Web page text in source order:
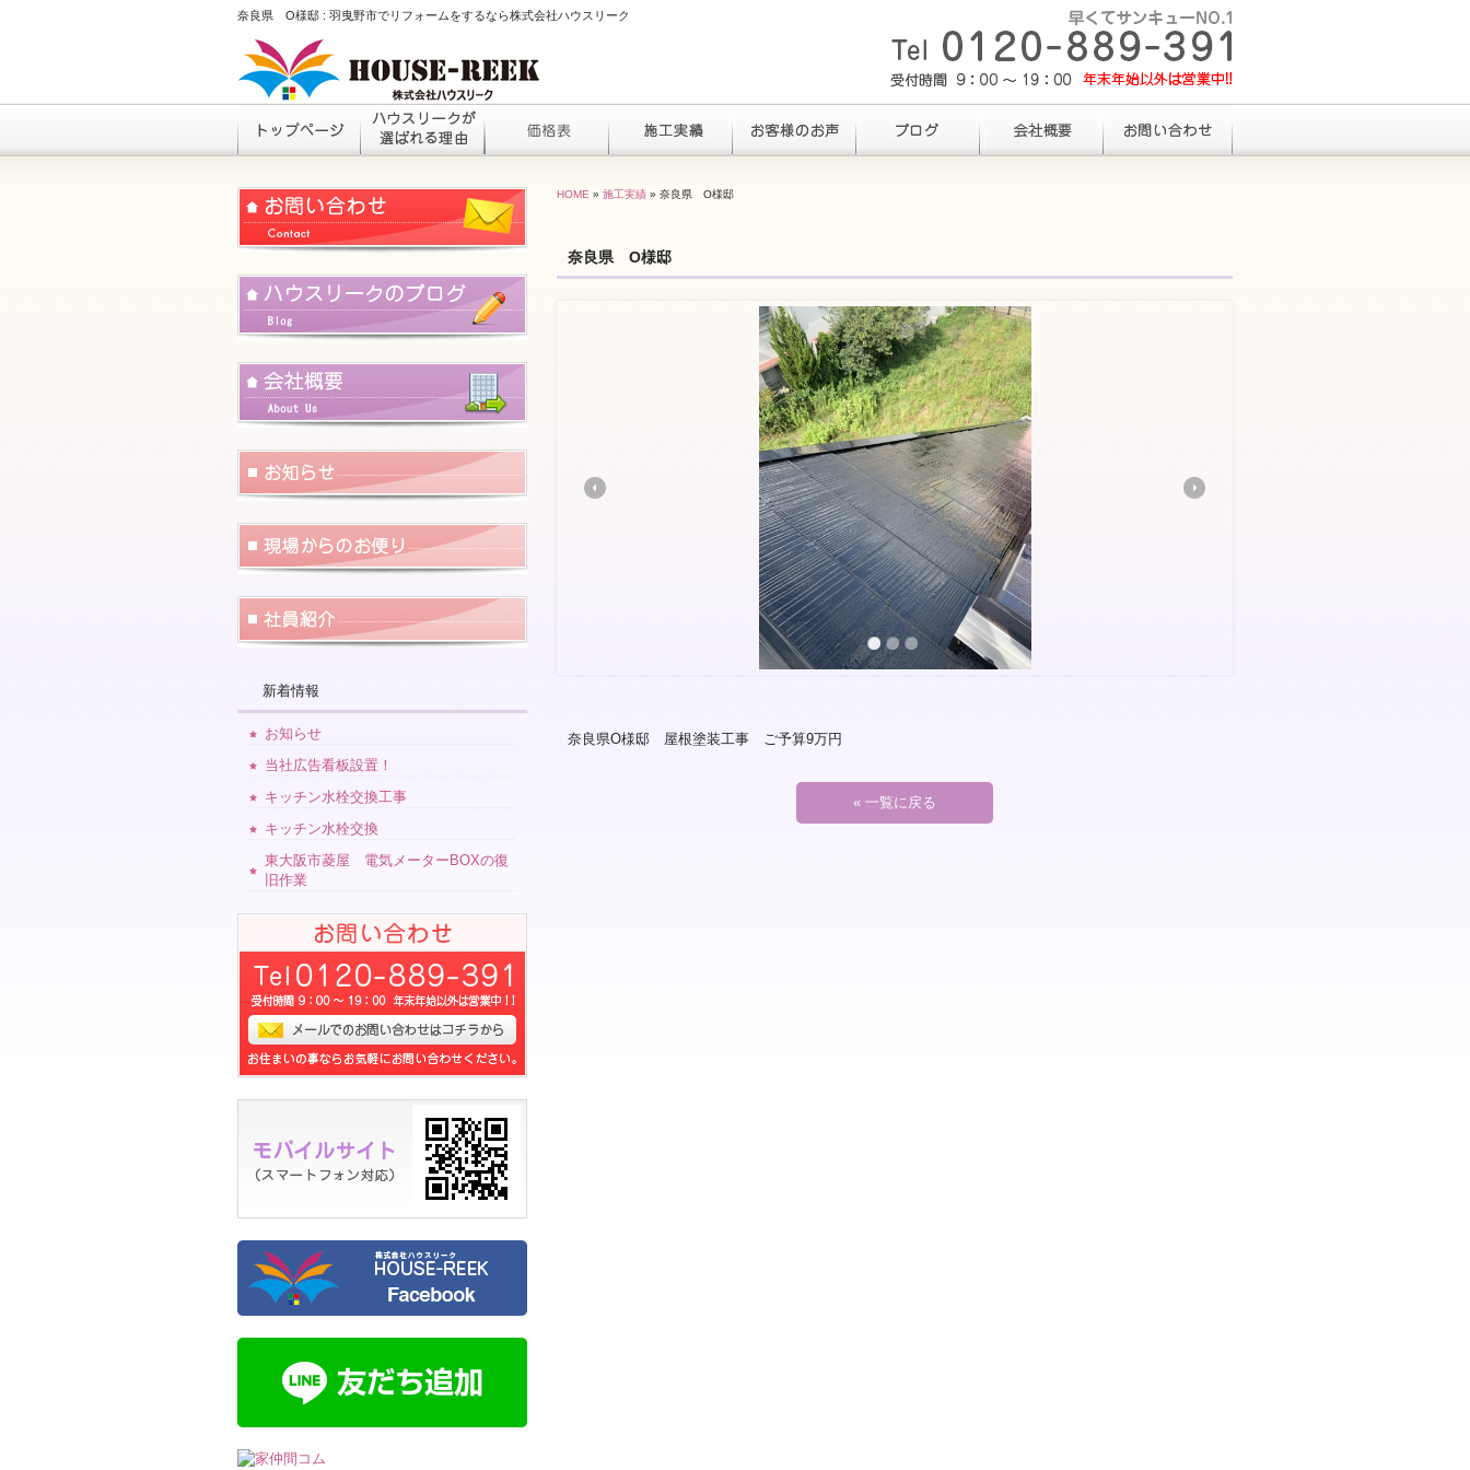
奈良県 O様邸 : 羽曳野市でリフォームをするなら株式会社ハウスリーク
HOME » 施工実績 » 奈良県 O様邸
奈良県 O様邸
奈良県O様邸 屋根塗装工事 ご予算9万円
« 一覧に戻る
新着情報
お知らせ
当社広告看板設置！
キッチン水栓交換工事
キッチン水栓交換
東大阪市菱屋 電気メーターBOXの復
旧作業